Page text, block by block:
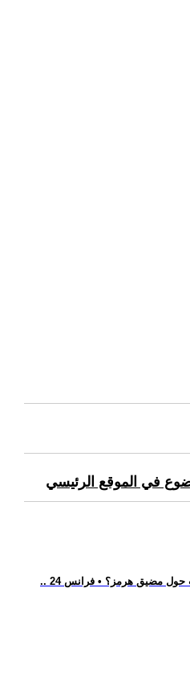
في الموقع الرئيسي